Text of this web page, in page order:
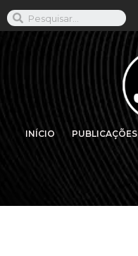
INÍCIO PUBLICAÇÕES